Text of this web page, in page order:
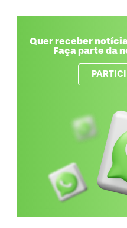
Quer receber
Faça parte da